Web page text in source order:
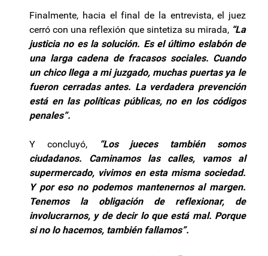
Finalmente, hacia el final de la entrevista, el juez
cerró con una reflexión que sintetiza su mirada, “La
justicia no es la solución. Es el último eslabón de
una larga cadena de fracasos sociales. Cuando
un chico llega a mi juzgado, muchas puertas ya le
fueron cerradas antes. La verdadera prevención
está en las políticas públicas, no en los códigos
penales”.
Y concluyó,
“Los jueces también somos
ciudadanos. Caminamos las calles, vamos al
supermercado, vivimos en esta misma sociedad.
Y por eso no podemos mantenernos al margen.
Tenemos la obligación de reflexionar, de
involucrarnos, y de decir lo que está mal. Porque
si no lo hacemos, también fallamos”.